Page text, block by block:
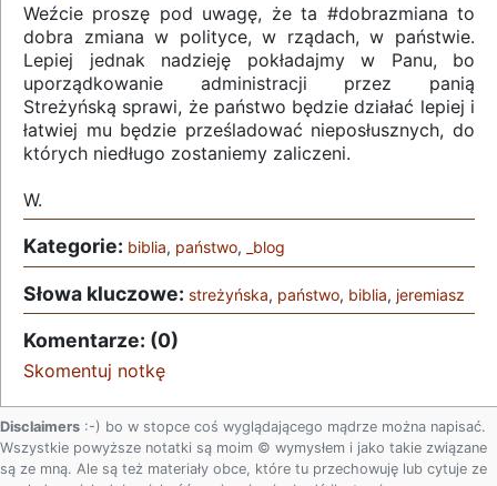
Weźcie proszę pod uwagę, że ta #dobrazmiana to
dobra zmiana w polityce, w rządach, w państwie.
Lepiej jednak nadzieję pokładajmy w Panu, bo
uporządkowanie administracji przez panią
Streżyńską sprawi, że państwo będzie działać lepiej i
łatwiej mu będzie prześladować nieposłusznych, do
których niedługo zostaniemy zaliczeni.
W.
Kategorie: biblia, państwo, _blog
Słowa kluczowe: streżyńska, państwo, biblia, jeremiasz
Komentarze: (0)
Skomentuj notkę
Disclaimers :-) bo w stopce coś wyglądającego mądrze można napisać.
Wszystkie powyższe notatki są moim © wymysłem i jako takie związane
są ze mną. Ale są też materiały obce, które tu przechowuję lub cytuje ze